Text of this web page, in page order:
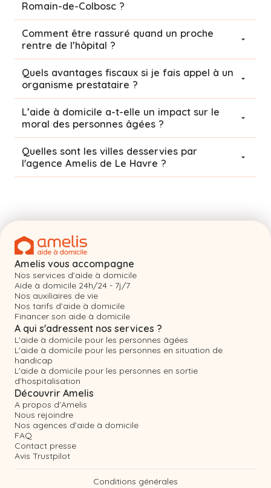
Romain-de-Colbosc ?
Comment être rassuré quand un proche
rentre de l’hôpital ?
Quels avantages fiscaux si je fais appel à un
organisme prestataire ?
L’aide à domicile a-t-elle un impact sur le
moral des personnes âgées ?
Quelles sont les villes desservies par
l'agence Amelis de Le Havre ?
Amelis vous accompagne
Nos services d'aide à domicile
Aide à domicile 24h/24 - 7j/7
Nos auxiliaires de vie
Nos tarifs d'aide à domicile
Financer son aide à domicile
A qui s'adressent nos services ?
L'aide à domicile pour les personnes âgées
L'aide à domicile pour les personnes en situation de
handicap
L'aide à domicile pour les personnes en sortie
d'hospitalisation
Découvrir Amelis
A propos d'Amelis
Nous rejoindre
Nos agences d'aide à domicile
FAQ
Contact presse
Avis Trustpilot
Conditions générales